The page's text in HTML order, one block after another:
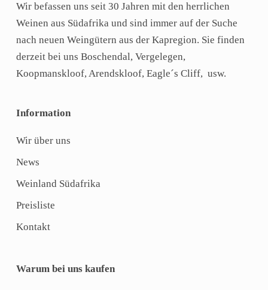
Wir befassen uns seit 30 Jahren mit den herrlichen
Weinen aus Südafrika und sind immer auf der Suche
nach neuen Weingütern aus der Kapregion. Sie finden
derzeit bei uns Boschendal, Vergelegen,
Koopmanskloof, Arendskloof, Eagle´s Cliff, usw.
Information
Wir über uns
News
Weinland Südafrika
Preisliste
Kontakt
Warum bei uns kaufen